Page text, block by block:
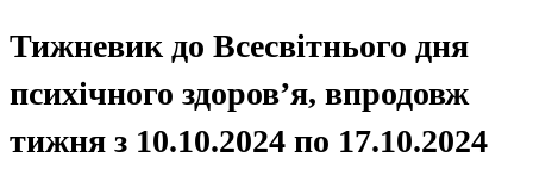
Тижневик до Всесвітнього дня
психічного здоров’я, впродовж
тижня з 10.10.2024 по 17.10.2024